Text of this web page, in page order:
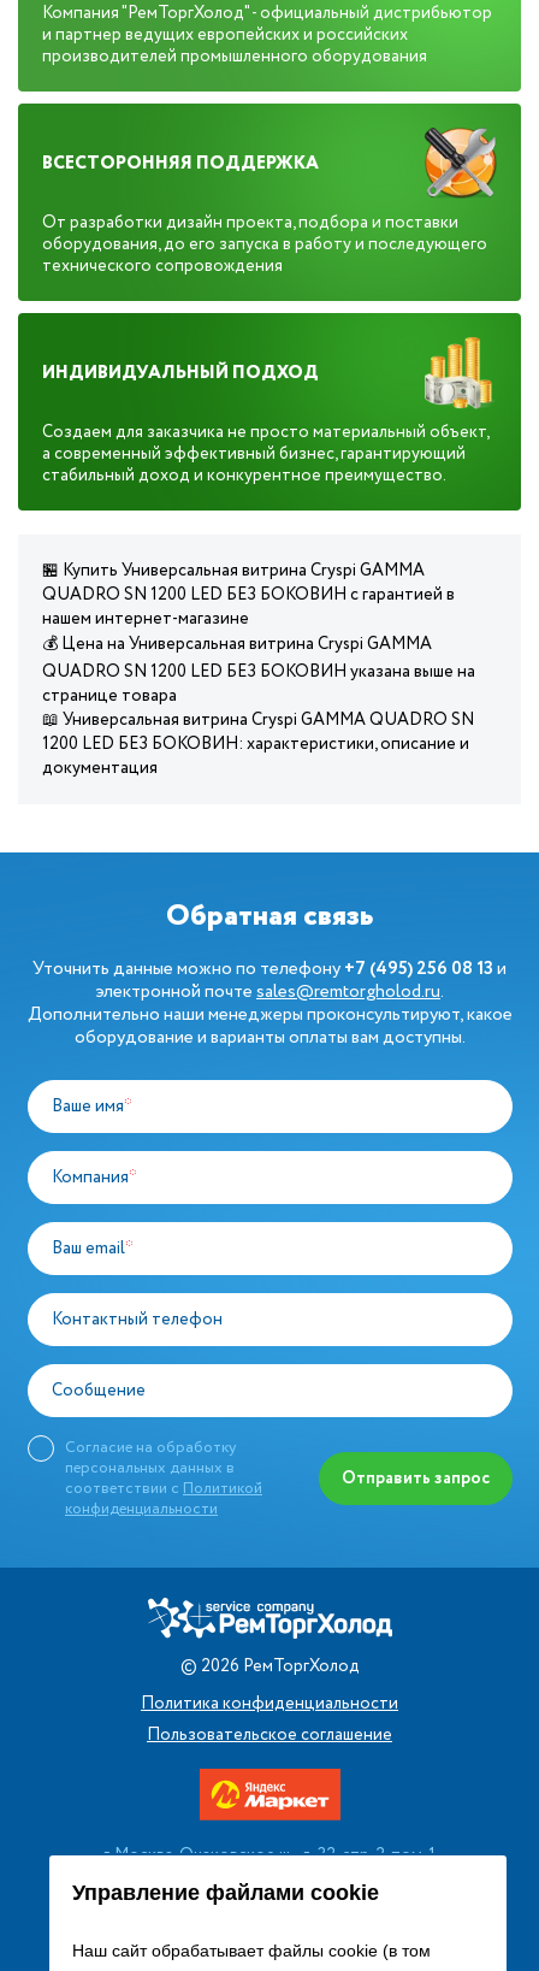
Управление файлами cookie
Наш сайт обрабатывает файлы cookie (в том
Компания "РемТоргХолод" - официальный дистрибьютор
и партнер ведущих европейских и российских
производителей промышленного оборудования
ВСЕСТОРОННЯЯ ПОДДЕРЖКА
От разработки дизайн проекта, подбора и поставки
оборудования, до его запуска в работу и последующего
технического сопровождения
ИНДИВИДУАЛЬНЫЙ ПОДХОД
Создаем для заказчика не просто материальный объект,
а современный эффективный бизнес, гарантирующий
стабильный доход и конкурентное преимущество.
🏪 Купить Универсальная витрина Cryspi GAMMA
QUADRO SN 1200 LED БЕЗ БОКОВИН с гарантией в
нашем интернет-магазине
💰 Цена на Универсальная витрина Cryspi GAMMA
QUADRO SN 1200 LED БЕЗ БОКОВИН указана выше на
странице товара
📖 Универсальная витрина Cryspi GAMMA QUADRO SN
1200 LED БЕЗ БОКОВИН: характеристики, описание и
документация
Обратная связь
Уточнить данные можно по телефону+7 (495) 256 08 13и
электронной почтеsales@remtorgholod.ru.
Дополнительно наши менеджеры проконсультируют, какое
оборудование и варианты оплаты вам доступны.
Ваше имя*
Компания*
Ваш email*
Контактный телефон
Сообщение
Согласие на обработку
персональных данных в
соответствии с Политикой
конфиденциальности
Отправить запрос
© 2026 РемТоргХолод
Политика конфиденциальности
Пользовательское соглашение
г. Москва, Очаковское ш., д. 32, стр. 2, пом. 1
+7 (495) 256 08 13
Заказать звонок